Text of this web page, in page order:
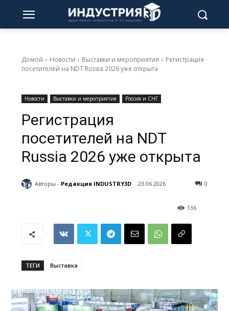
Домой Новости Выставки и мероприятия
Регистрация
посетителей на NDT Russia 2026 уже открыта
Новости Выставки и мероприятия Россия и СНГ
Регистрация
посетителей на NDT
Russia 2026 уже открыта
Авторы - Редакция INDUSTRY3D 23.06.2026 0
136
ТЕГИ Выставка